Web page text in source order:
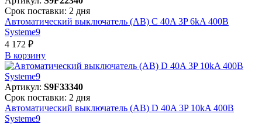
Срок поставки: 2 дня
Автоматический выключатель (АВ) C 40A 3P 6kA 400В
Systeme9
4 172 ₽
В корзинy
Артикул: S9F33340
Срок поставки: 2 дня
Автоматический выключатель (АВ) D 40A 3P 10kA 400В
Systeme9